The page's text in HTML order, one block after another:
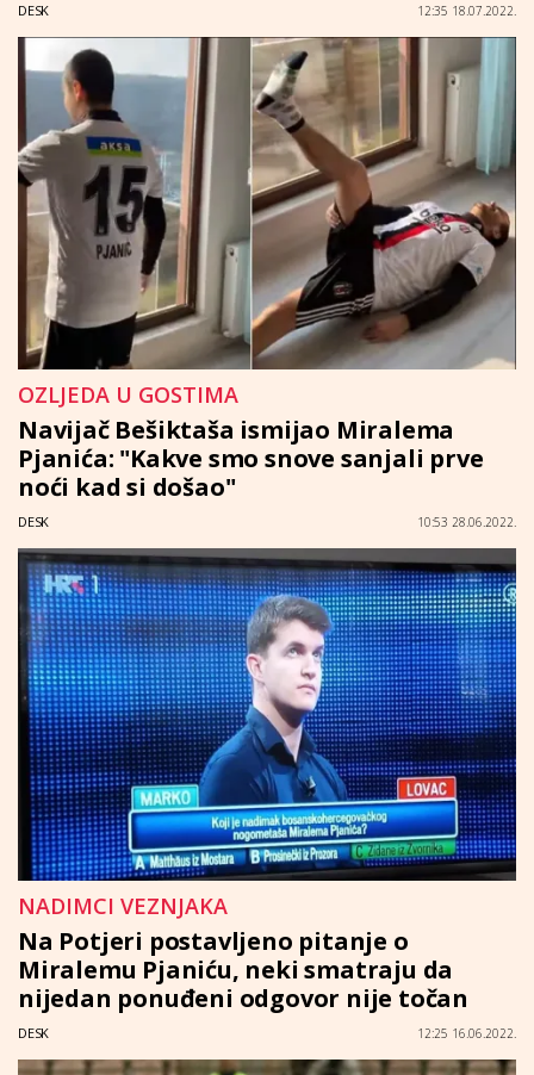
DESK 12:35 18.07.2022.
OZLJEDA U GOSTIMA
Navijač Bešiktaša ismijao Miralema
Pjanića: "Kakve smo snove sanjali prve
noći kad si došao"
DESK 10:53 28.06.2022.
NADIMCI VEZNJAKA
Na Potjeri postavljeno pitanje o
Miralemu Pjaniću, neki smatraju da
nijedan ponuđeni odgovor nije točan
DESK 12:25 16.06.2022.